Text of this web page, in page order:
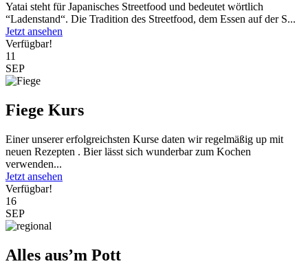
Yatai steht für Japanisches Streetfood und bedeutet wörtlich
“Ladenstand“. Die Tradition des Streetfood, dem Essen auf der S...
Jetzt ansehen
Verfügbar!
11
SEP
Fiege Kurs
Einer unserer erfolgreichsten Kurse daten wir regelmäßig up mit
neuen Rezepten . Bier lässt sich wunderbar zum Kochen
verwenden...
Jetzt ansehen
Verfügbar!
16
SEP
Alles aus’m Pott